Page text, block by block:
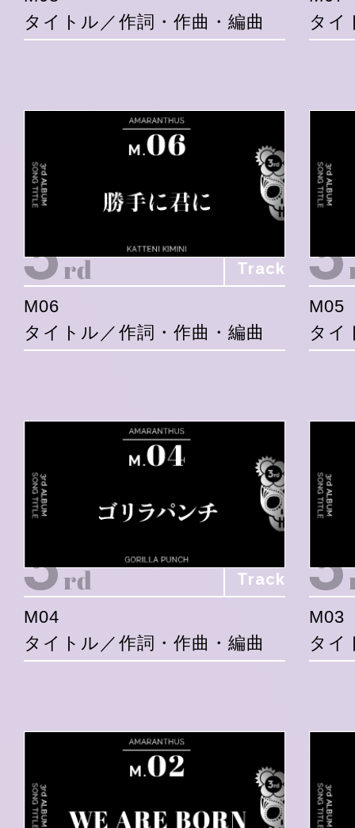
タイトル／作詞・作曲・編曲
タイ
Track
M06
タイトル／作詞・作曲・編曲
M05
タイ
Track
M04
タイトル／作詞・作曲・編曲
M03
タイ